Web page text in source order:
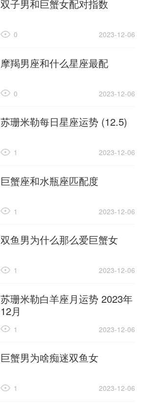
双子男和巨蟹女配对指数
2023-12-06
0
摩羯男座和什么星座最配
2023-12-06
0
苏珊米勒每日星座运势 (12.5)
2023-12-06
1
巨蟹座和水瓶座匹配度
2023-12-06
1
双鱼男为什么那么爱巨蟹女
2023-12-06
1
苏珊米勒白羊座月运势 2023年
12月
2023-12-06
1
巨蟹男为啥痴迷双鱼女
2023-12-06
1